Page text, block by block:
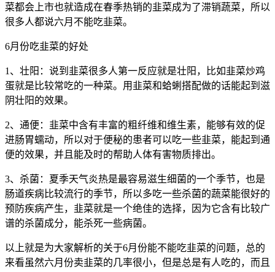
菜都会上市也就造成在春季热销的韭菜成为了滞销蔬菜，所以
很多人都说六月不能吃韭菜。
6月份吃韭菜的好处
1、壮阳：说到韭菜很多人第一反应就是壮阳，比如韭菜炒鸡
蛋就是比较常吃的一种菜。用韭菜和蛤蜊搭配做的话能起到滋
阴壮阳的效果。
2、通便：韭菜中含有丰富的粗纤维和维生素，能够有效的促
进肠胃蠕动，所以对于便秘的患者可以吃一些韭菜，能起到通
便的效果，并且能及时的帮助人体有害物质排出。
3、杀菌：夏季天气炎热是最容易滋生细菌的一个季节，也是
肠道疾病比较流行的季节，所以多吃一些杀菌的蔬菜能很好的
预防疾病产生，韭菜就是一个绝佳的选择，因为它含有比较广
谱的杀菌成分，能杀死一些病菌。
以上就是为大家解析的关于6月份能不能吃韭菜的问题，总的
来看虽然六月份卖韭菜的几率很小，但是总是有人吃的，而且